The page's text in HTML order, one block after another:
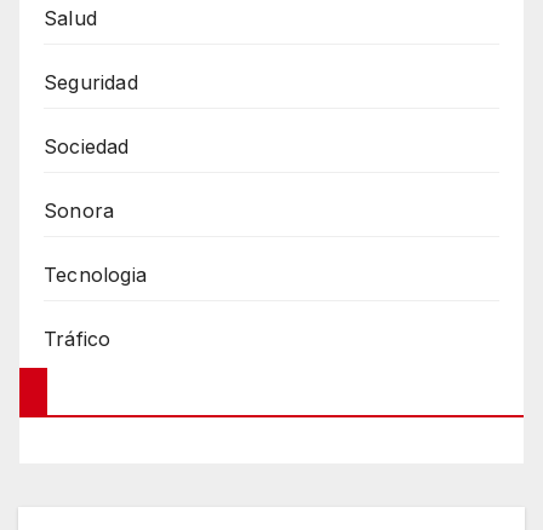
Salud
Seguridad
Sociedad
Sonora
Tecnologia
Tráfico